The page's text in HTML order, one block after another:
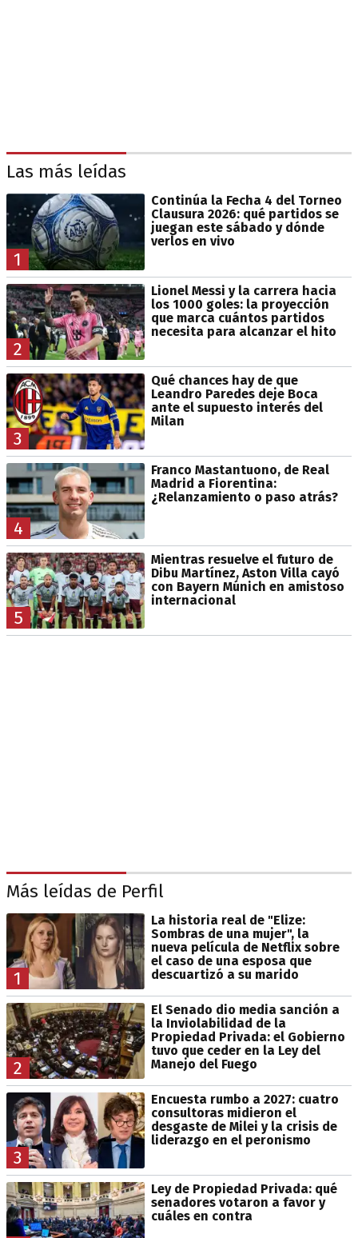
Las más leídas
1
Continúa la Fecha 4 del Torneo
Clausura 2026: qué partidos se
juegan este sábado y dónde
verlos en vivo
2
Lionel Messi y la carrera hacia
los 1000 goles: la proyección
que marca cuántos partidos
necesita para alcanzar el hito
3
Qué chances hay de que
Leandro Paredes deje Boca
ante el supuesto interés del
Milan
4
Franco Mastantuono, de Real
Madrid a Fiorentina:
¿Relanzamiento o paso atrás?
5
Mientras resuelve el futuro de
Dibu Martínez, Aston Villa cayó
con Bayern Múnich en amistoso
internacional
Más leídas de Perfil
1
La historia real de "Elize:
Sombras de una mujer", la
nueva película de Netflix sobre
el caso de una esposa que
descuartizó a su marido
2
El Senado dio media sanción a
la Inviolabilidad de la
Propiedad Privada: el Gobierno
tuvo que ceder en la Ley del
Manejo del Fuego
3
Encuesta rumbo a 2027: cuatro
consultoras midieron el
desgaste de Milei y la crisis de
liderazgo en el peronismo
Ley de Propiedad Privada: qué
senadores votaron a favor y
cuáles en contra